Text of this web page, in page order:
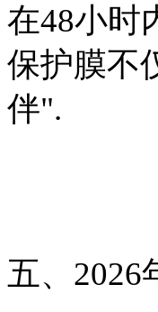
在48小时
保护膜不
伴".
五、2026